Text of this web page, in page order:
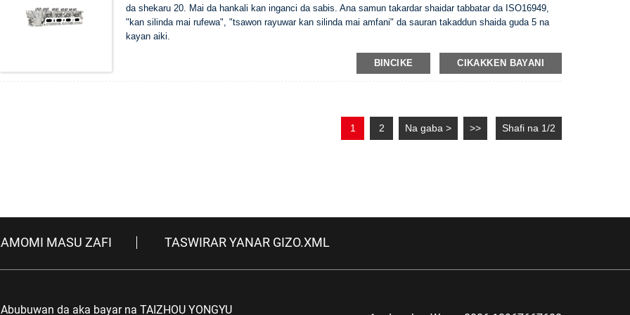
da shekaru 20. Mai da hankali kan inganci da sabis. Ana samun takardar shaidar tabbatar da ISO16949,
"kan silinda mai rufewa", "tsawon rayuwar kan silinda mai amfani" da sauran takaddun shaida guda 5 na
kayan aiki.
BINCIKE CIKAKKEN BAYANI
1 2 Na gaba > >> Shafi na 1/2
MASU ZAFI TASWIRAR YANAR GIZO.XML
Abubuwan da aka bayar na TAIZHOU YONGYU